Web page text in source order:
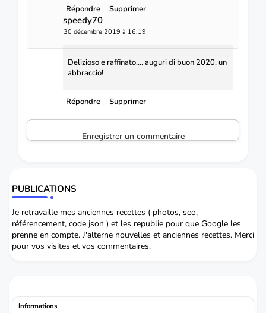
Répondre Supprimer
speedy70
30 décembre 2019 à 16:19
Delizioso e raffinato.... auguri di buon 2020, un
abbraccio!
Répondre Supprimer
Enregistrer un commentaire
PUBLICATIONS
Je retravaille mes anciennes recettes ( photos, seo,
référencement, code json ) et les republie pour que Google les
prenne en compte. J'alterne nouvelles et anciennes recettes. Merci
pour vos visites et vos commentaires.
Informations